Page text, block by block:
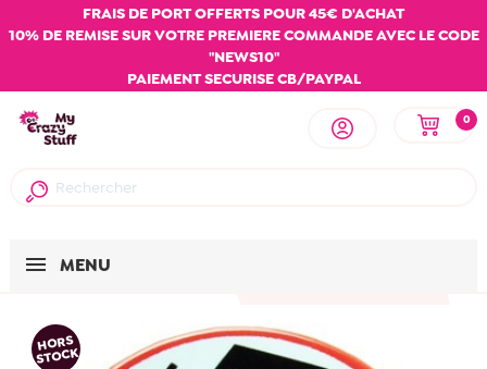
FRAIS DE PORT OFFERTS POUR 45€ D'ACHAT
10% DE REMISE SUR VOTRE PREMIERE COMMANDE AVEC LE CODE
"NEWS10"
PAIEMENT SECURISE CB/PAYPAL
0
MENU
HORS
STOCK